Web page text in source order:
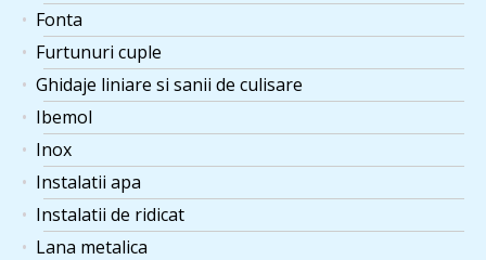
Fonta
Furtunuri cuple
Ghidaje liniare si sanii de culisare
Ibemol
Inox
Instalatii apa
Instalatii de ridicat
Lana metalica